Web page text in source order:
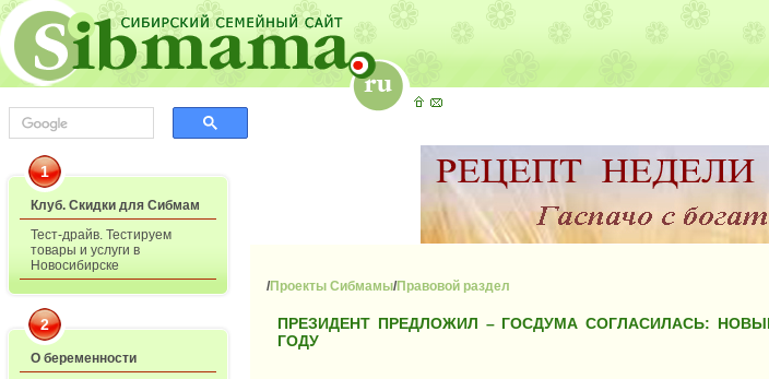
1
Клуб. Скидки для Сибмам
Тест-драйв. Тестируем
товары и услуги в
Новосибирске
2
О беременности
/Проекты Сибмамы/Правовой раздел
ПРЕЗИДЕНТ ПРЕДЛОЖИЛ – ГОСДУМА СОГЛАСИЛАСЬ:
ГОДУ